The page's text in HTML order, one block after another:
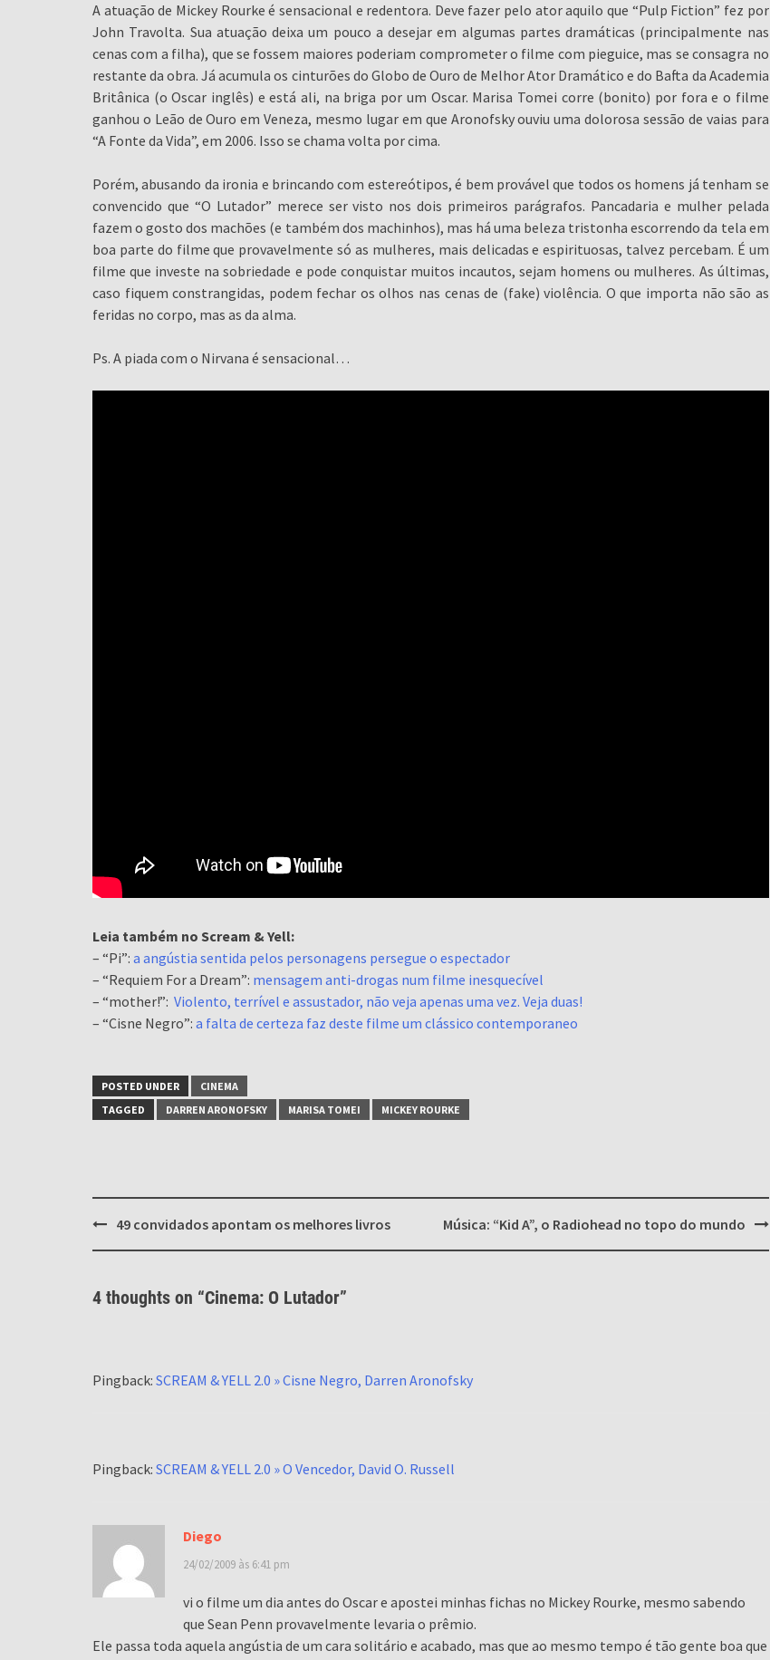
A atuação de Mickey Rourke é sensacional e redentora. Deve fazer pelo ator aquilo que “Pulp Fiction” fez por
John Travolta. Sua atuação deixa um pouco a desejar em algumas partes dramáticas (principalmente nas
cenas com a filha), que se fossem maiores poderiam comprometer o filme com pieguice, mas se consagra no
restante da obra. Já acumula os cinturões do Globo de Ouro de Melhor Ator Dramático e do Bafta da Academia
Britânica (o Oscar inglês) e está ali, na briga por um Oscar. Marisa Tomei corre (bonito) por fora e o filme
ganhou o Leão de Ouro em Veneza, mesmo lugar em que Aronofsky ouviu uma dolorosa sessão de vaias para
“A Fonte da Vida”, em 2006. Isso se chama volta por cima.
Porém, abusando da ironia e brincando com estereótipos, é bem provável que todos os homens já tenham se
convencido que “O Lutador” merece ser visto nos dois primeiros parágrafos. Pancadaria e mulher pelada
fazem o gosto dos machões (e também dos machinhos), mas há uma beleza tristonha escorrendo da tela em
boa parte do filme que provavelmente só as mulheres, mais delicadas e espirituosas, talvez percebam. É um
filme que investe na sobriedade e pode conquistar muitos incautos, sejam homens ou mulheres. As últimas,
caso fiquem constrangidas, podem fechar os olhos nas cenas de (fake) violência. O que importa não são as
feridas no corpo, mas as da alma.
Ps. A piada com o Nirvana é sensacional…
Leia também no Scream & Yell:
– “Pi”: a angústia sentida pelos personagens persegue o espectador
– “Requiem For a Dream”: mensagem anti-drogas num filme inesquecível
– “mother!”: Violento, terrível e assustador, não veja apenas uma vez. Veja duas!
– “Cisne Negro”: a falta de certeza faz deste filme um clássico contemporaneo
POSTED UNDER
CINEMA
TAGGED
DARREN ARONOFSKY MARISA TOMEI MICKEY ROURKE
Post49 convidados apontam os melhores livros Música: “Kid A”, o Radiohead no topo do mundo
4 thoughts on “Cinema: O Lutador”
Pingback: SCREAM & YELL 2.0 » Cisne Negro, Darren Aronofsky
Pingback: SCREAM & YELL 2.0 » O Vencedor, David O. Russell
Diego
24/02/2009 às 6:41 pm
vi o filme um dia antes do Oscar e apostei minhas fichas no Mickey Rourke, mesmo sabendo
que Sean Penn provavelmente levaria o prêmio.
Ele passa toda aquela angústia de um cara solitário e acabado, mas que ao mesmo tempo é tão gente boa que